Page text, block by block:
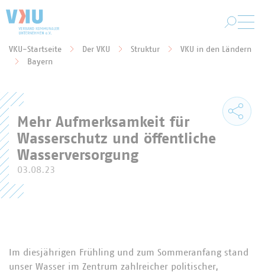
Sie befinden sich hier:
VKU-Startseite Der VKU Struktur
VKU in den Ländern
Bayern
Mehr Aufmerksamkeit für
Wasserschutz und öffentliche
Wasserversorgung
03.08.23
Im diesjährigen Frühling und zum Sommeranfang stand
unser Wasser im Zentrum zahlreicher politischer,